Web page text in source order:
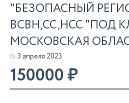
"БЕЗОПАСНЫЙ
ВСВН,СС,НСС "ПОД
МОСКОВСКАЯ
3 апреля 2023
150000₽